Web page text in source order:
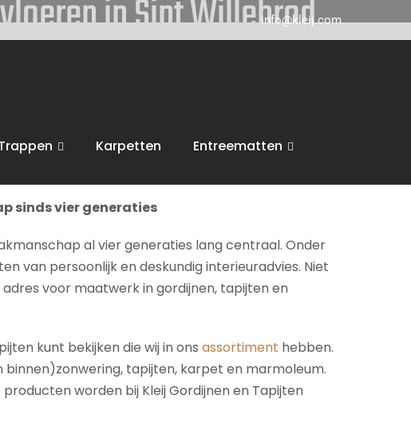
info@kleij.com
Karpetten Entreematten
in Sint Willebrod
tot zonwering, trappen en vloeren. Wij
sinds vier generaties
al vier generaties lang centraal. Onder
van persoonlijk en deskundig interieuradvies. Niet
voor maatwerk in gordijnen, tapijten en
kunt bekijken die wij in ons assortiment hebben.
tapijten, karpet en marmoleum.
worden bij Kleij Gordijnen en Tapijten